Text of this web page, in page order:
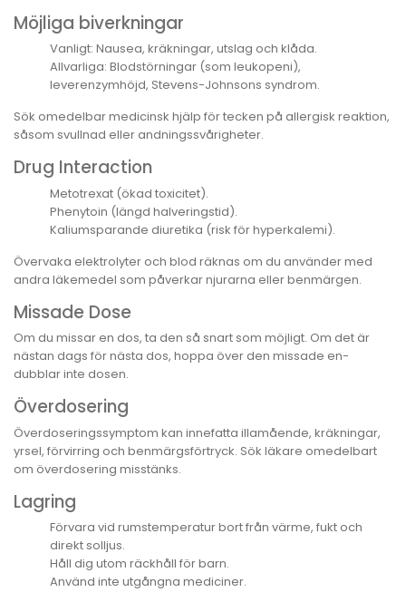
Möjliga biverkningar
Vanligt: Nausea, kräkningar, utslag och klåda.
Allvarliga: Blodstörningar (som leukopeni),
leverenzymhöjd, Stevens-Johnsons syndrom.
Sök omedelbar medicinsk hjälp för tecken på allergisk reaktion,
såsom svullnad eller andningssvårigheter.
Drug Interaction
Metotrexat (ökad toxicitet).
Phenytoin (längd halveringstid).
Kaliumsparande diuretika (risk för hyperkalemi).
Övervaka elektrolyter och blod räknas om du använder med
andra läkemedel som påverkar njurarna eller benmärgen.
Missade Dose
Om du missar en dos, ta den så snart som möjligt. Om det är
nästan dags för nästa dos, hoppa över den missade en-
dubblar inte dosen.
Överdosering
Överdoseringssymptom kan innefatta illamående, kräkningar,
yrsel, förvirring och benmärgsförtryck. Sök läkare omedelbart
om överdosering misstänks.
Lagring
Förvara vid rumstemperatur bort från värme, fukt och
direkt solljus.
Håll dig utom räckhåll för barn.
Använd inte utgångna mediciner.